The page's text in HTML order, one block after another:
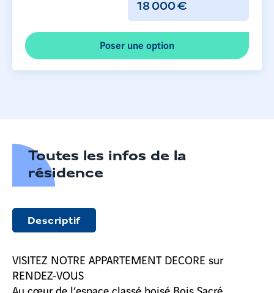
18 000 €
Poser une option
Toutes les infos de la
résidence
Descriptif
VISITEZ NOTRE APPARTEMENT DECORE sur
RENDEZ-VOUS